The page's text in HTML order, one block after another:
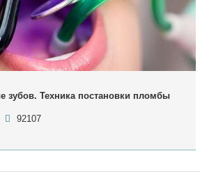
зубов. Техника постановки пломбы
92107